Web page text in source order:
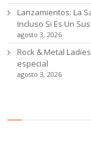
Lanzamientos: La
Incluso Si Es Un
agosto 3, 2026
Rock & Metal
especial
agosto 3, 2026